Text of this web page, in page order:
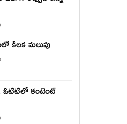
కీలక మలుపు
ఓటిటిలో కంటెంట్